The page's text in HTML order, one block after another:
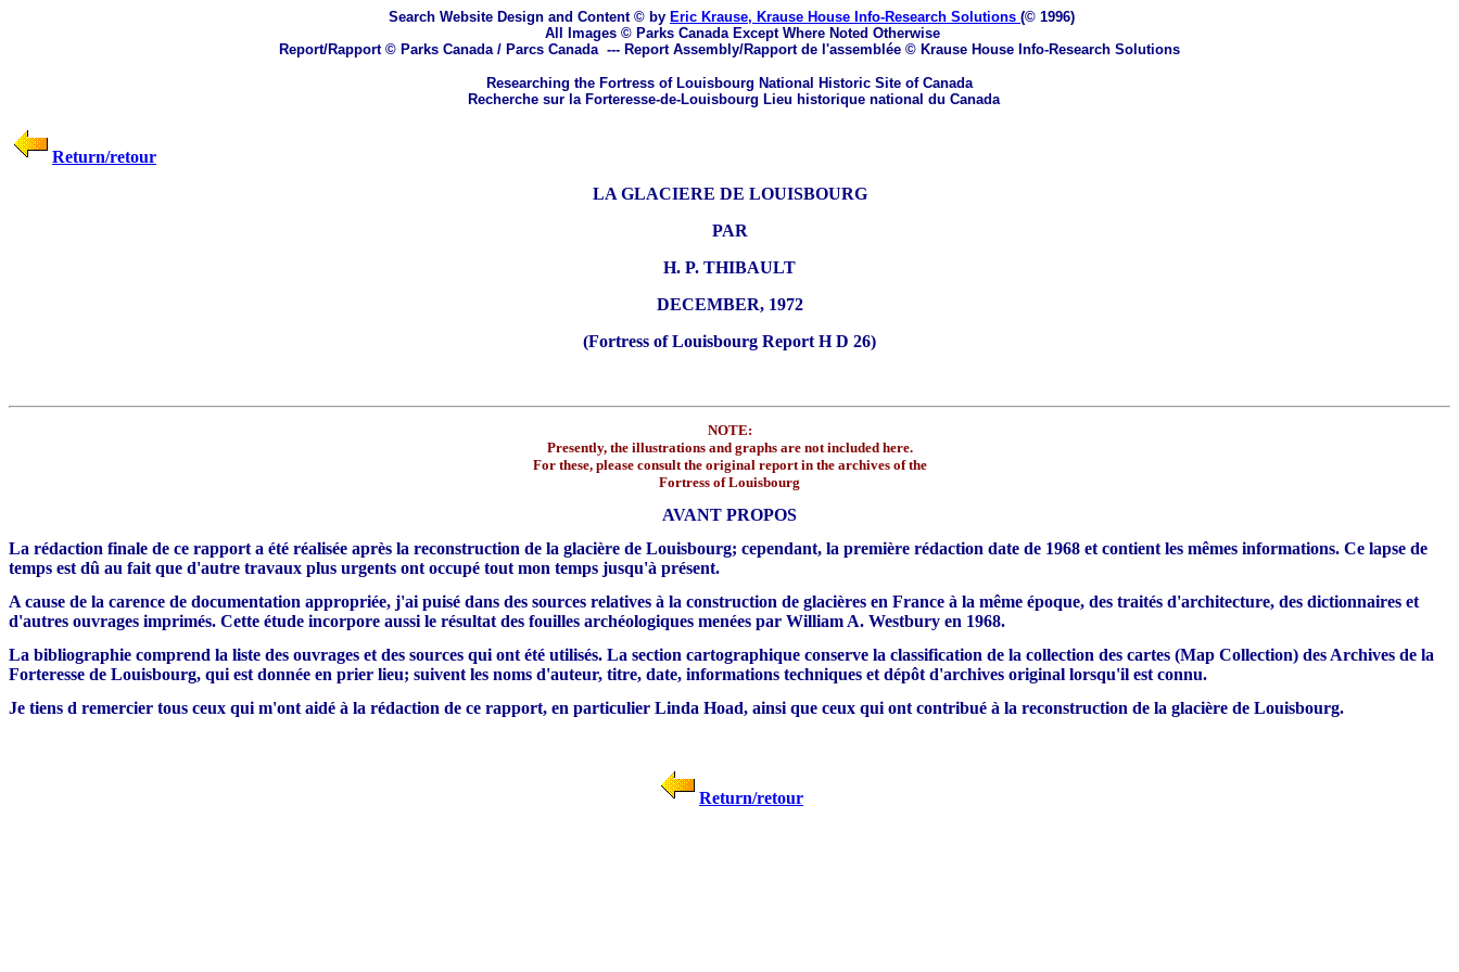
Search Website Design and Content © by Eric Krause, Krause House Info-Research Solutions (© 1996)
All Images © Parks Canada Except Where Noted Otherwise
Report/Rapport © Parks Canada / Parcs Canada --- Report Assembly/Rapport de l'assemblée © Krause House Info-Research Solutions
Researching the Fortress of Louisbourg National Historic Site of Canada
Recherche sur la Forteresse-de-Louisbourg Lieu historique national du Canada
Return/retour
LA GLACIERE DE LOUISBOURG
PAR
H. P. THIBAULT
DECEMBER, 1972
(Fortress of Louisbourg Report H D 26)
NOTE:
Presently, the illustrations and graphs are not included here.
For these, please consult the original report in the archives of the
Fortress of Louisbourg
AVANT PROPOS
La rédaction finale de ce rapport a été réalisée après la reconstruction de la glacière de Louisbourg; cependant, la première rédaction date de 1968 et contient les mêmes informations. Ce lapse de
temps est dû au fait que d'autre travaux plus urgents ont occupé tout mon temps jusqu'à présent.
A cause de la carence de documentation appropriée, j'ai puisé dans des sources relatives à la construction de glacières en France à la même époque, des traités d'architecture, des dictionnaires et
d'autres ouvrages imprimés. Cette étude incorpore aussi le résultat des fouilles archéologiques menées par William A. Westbury en 1968.
La bibliographie comprend la liste des ouvrages et des sources qui ont été utilisés. La section cartographique conserve la classification de la collection des cartes (Map Collection) des Archives de la
Forteresse de Louisbourg, qui est donnée en prier lieu; suivent les noms d'auteur, titre, date, informations techniques et dépôt d'archives original lorsqu'il est connu.
Je tiens d remercier tous ceux qui m'ont aidé à la rédaction de ce rapport, en particulier Linda Hoad, ainsi que ceux qui ont contribué à la reconstruction de la glacière de Louisbourg.
Return/retour